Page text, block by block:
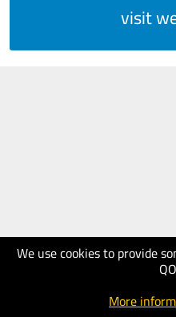
We use cookies to provide
More
visit